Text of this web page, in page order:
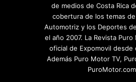
de medios de Costa Rica
cobertura de los temas
Automotriz y los Deportes
el año 2007. La Revista
oficial de Expomovil desde
Además Puro Motor TV,
PuroMotor.com